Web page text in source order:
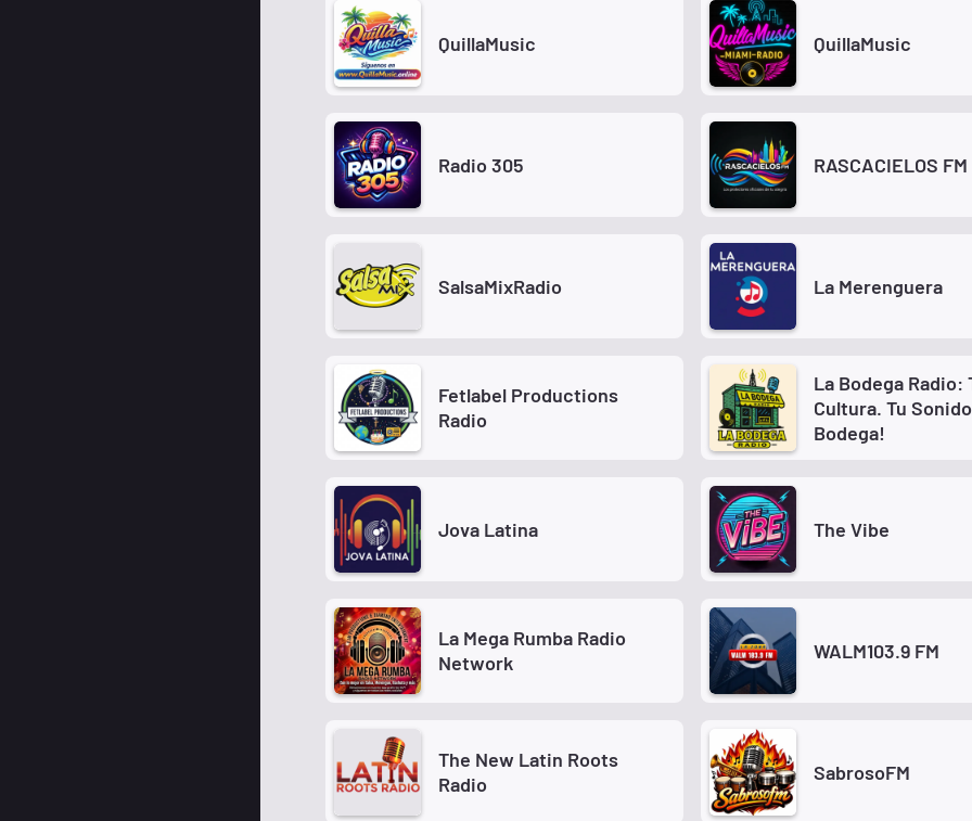
QuillaMusic QuillaMusic
Radio 305 RASCACIELOS FM
SalsaMixRadio La Merenguera
Fetlabel Productions
Radio
La Bodega Radio:
Cultura. Tu
Bodega!
Jova Latina The Vibe
La Mega Rumba Radio
Network
WALM103.9 FM
The New Latin Roots
Radio
SabrosoFM